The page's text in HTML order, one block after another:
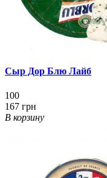
Сыр Дор Блю Лайб
100
167 грн
В корзину